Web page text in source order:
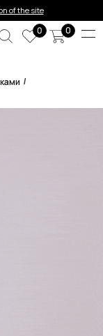
0
0
of the site
/